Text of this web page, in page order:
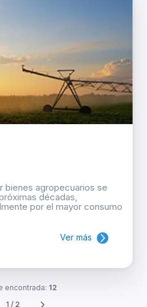
bienes agropecuarios se
décadas,
por el mayor consumo
Ver más
encontrada: 12
1 / 2